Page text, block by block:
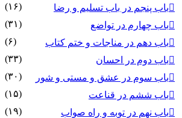
باب پنجم در باب تسلیم و رضا
(۱۶)
باب چهارم در تواضع
(۳۱)
باب دهم در مناجات و ختم کتاب
(۶)
باب دوم در احسان
(۳۳)
باب سوم در عشق و مستی و شور
(۳۰)
باب ششم در قناعت
(۱۵)
باب نهم در توبه و راه صواب
(۱۹)